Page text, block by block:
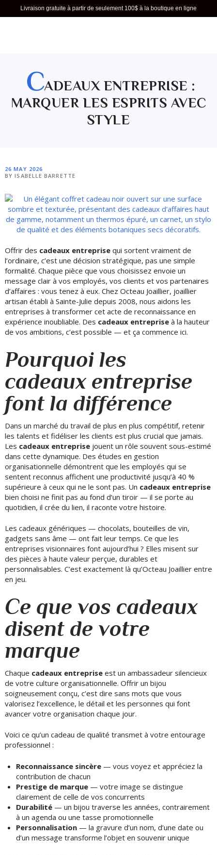
Livraison gratuite à partir de seulement 100$ à la boutique en ligne
CADEAUX ENTREPRISE :
MARQUER LES ESPRITS AVEC
STYLE
HOME
BOUTIQUE ONLINE
WATCHMAKING
PORTFOLIO
BLOG
CONTACT
FR
26 MAY 2026
BY ISABELLE BARRETTE
Offrir des cadeaux entreprise qui sortent vraiment de
l’ordinaire, c’est une décision stratégique, pas une simple
formalité. Chaque pièce que vous choisissez envoie un
message clair à vos employés, vos clients et vos partenaires
d’affaires : vous tenez à eux. Chez Octeau Joaillier, joaillier
artisan établi à Sainte-Julie depuis 2008, nous aidons les
entreprises à transformer cet acte de reconnaissance en
expérience inoubliable. Des cadeaux entreprise à la hauteur
de vos ambitions, c’est possible — et ça commence ici.
Pourquoi les
cadeaux entreprise
font la différence
Dans un marché du travail de plus en plus compétitif, retenir
les talents et fidéliser les clients est plus crucial que jamais.
Les cadeaux entreprise jouent un rôle souvent sous-estimé
dans cette dynamique. Des études en gestion
organisationnelle démontrent que les employés qui se
sentent reconnus affichent une productivité jusqu’à 40 %
supérieure à ceux qui ne le sont pas. Un cadeaux entreprise
bien choisi ne finit pas au fond d’un tiroir — il se porte au
quotidien, il crée du lien, il raconte votre histoire.
Les cadeaux génériques — chocolats, bouteilles de vin,
gadgets sans âme — ont fait leur temps. Ce que les
entreprises visionnaires font aujourd’hui ? Elles misent sur
des pièces à haute valeur perçue, durables et
personnalisables. C’est exactement là qu’Octeau Joaillier entre
en jeu.
Ce que vos cadeaux
disent de votre
marque
Chaque cadeaux entreprise est un ambassadeur silencieux
de votre culture organisationnelle. Offrir un bijou
soigneusement conçu, c’est dire sans mots que vous
valorisez l’excellence, le détail et les personnes qui font
avancer votre organisation chaque jour.
Voici ce qu’un cadeau de qualité transmet à votre entourage
professionnel :
Reconnaissance sincère— vous voyez et appréciez la
contribution de chacun
Prestige de marque— votre image se distingue
clairement de celle de vos concurrents
Durabilité— un bijou traverse les années, contrairement
à un agenda ou une tasse promotionnelle
Personnalisation— la gravure d’un nom, d’une date ou
d’un message transforme l’objet en souvenir unique